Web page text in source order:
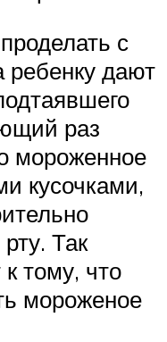
с
дают
раз
мороженное
кусочками,
Так
тому, что
мороженое